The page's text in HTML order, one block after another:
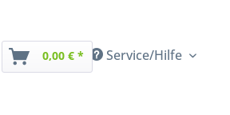
Service/Hilfe
0,00 € *